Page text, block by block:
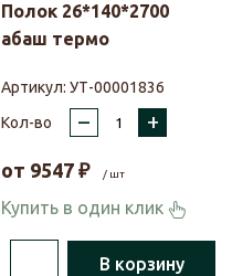
Полок 26*140*2700
абаш термо
Артикул: УТ-00001836
Кол-во
– +
от 9547 ₽ / шт
Купить в один клик
В корзину